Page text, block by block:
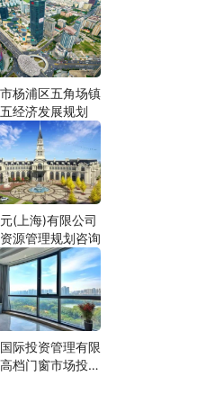
市杨浦区五角场镇
经济发展规划
(上海)有限公司
源管理规划咨询
际投资管理有限
档门窗市场投资